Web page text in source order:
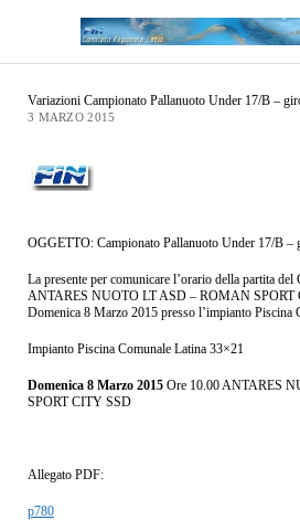
Variazioni Campionato Pallanuoto Under 17/B –
3 MARZO 2015
OGGETTO: Campionato Pallanuoto Under 17/B –
La presente per comunicare l’orario della partita del
ANTARES NUOTO LT ASD – ROMAN SPORT
Domenica 8 Marzo 2015 presso l’impianto Piscina
Impianto Piscina Comunale Latina 33×21
Domenica 8 Marzo 2015Ore 10.00 ANTARES
SPORT CITY SSD
Allegato PDF:
p780